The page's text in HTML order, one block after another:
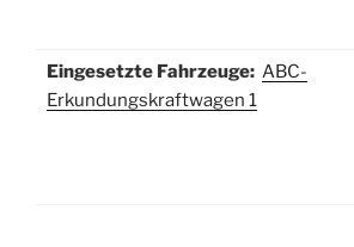
Eingesetzte Fahrzeuge: ABC-
Erkundungskraftwagen 1